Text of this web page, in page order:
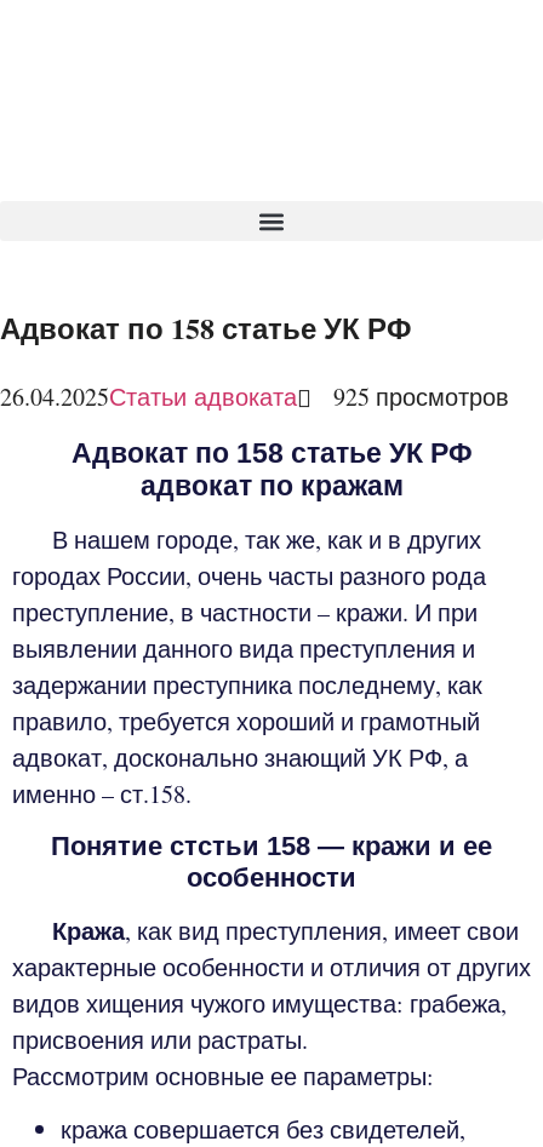
Адвокат по 158 статье УК РФ
26.04.2025Статьи адвоката 925 просмотров
Адвокат по 158 статье УК РФ
адвокат по кражам
В нашем городе, так же, как и в других
городах России, очень часты разного рода
преступление, в частности – кражи. И при
выявлении данного вида преступления и
задержании преступника последнему, как
правило, требуется хороший и грамотный
адвокат, досконально знающий УК РФ, а
именно – ст.158.
Понятие стстьи 158 — кражи и ее
особенности
Кража, как вид преступления, имеет свои
характерные особенности и отличия от других
видов хищения чужого имущества: грабежа,
присвоения или растраты.
Рассмотрим основные ее параметры:
кража совершается без свидетелей,